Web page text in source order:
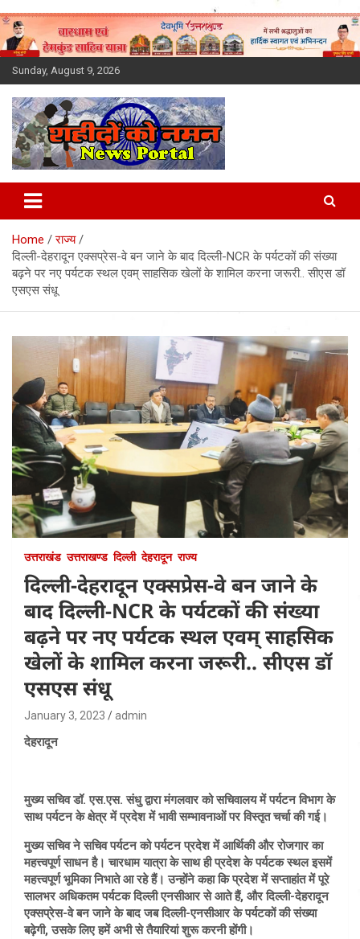
Skip
to
content
Sunday, August 9, 2026
Latest News Today, Breaking
News, Uttarakhand News in
Hindi
Home
राज्य
दिल्ली-देहरादून एक्सप्रेस-वे बन जाने के बाद दिल्ली-NCR के पर्यटकों की संख्या
बढ़ने पर नए पर्यटक स्थल एवम् साहसिक खेलों के शामिल करना जरूरी.. सीएस डॉ
एसएस संधू
उत्तराखंड उत्तराखण्ड दिल्ली देहरादून राज्य
दिल्ली-देहरादून एक्सप्रेस-वे बन जाने के
बाद दिल्ली-NCR के पर्यटकों की संख्या
बढ़ने पर नए पर्यटक स्थल एवम् साहसिक
खेलों के शामिल करना जरूरी.. सीएस डॉ
एसएस संधू
January 3, 2023 admin
देहरादून
मुख्य सचिव डॉ. एस.एस. संधु द्वारा मंगलवार को सचिवालय में पर्यटन विभाग के
साथ पर्यटन के क्षेत्र में प्रदेश में भावी सम्भावनाओं पर विस्तृत चर्चा की गई।
मुख्य सचिव ने सचिव पर्यटन को पर्यटन प्रदेश में आर्थिकी और रोजगार का
महत्त्वपूर्ण साधन है। चारधाम यात्रा के साथ ही प्रदेश के पर्यटक स्थल इसमें
महत्त्वपूर्ण भूमिका निभाते आ रहे हैं। उन्होंने कहा कि प्रदेश में सप्ताहांत में पूरे
सालभर अधिकतम पर्यटक दिल्ली एनसीआर से आते हैं, और दिल्ली-देहरादून
एक्सप्रेस-वे बन जाने के बाद जब दिल्ली-एनसीआर के पर्यटकों की संख्या
बढ़ेगी, उसके लिए हमें अभी से तैयारियां शुरू करनी होंगी।